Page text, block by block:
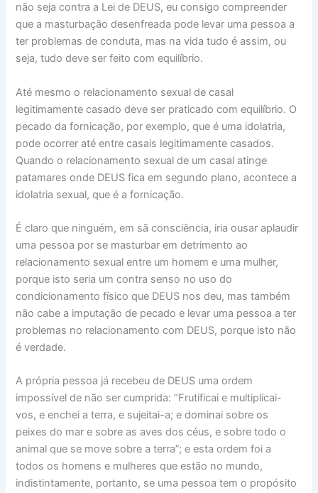
não seja contra a Lei de DEUS, eu consigo compreender
que a masturbação desenfreada pode levar uma pessoa a
ter problemas de conduta, mas na vida tudo é assim, ou
seja, tudo deve ser feito com equilíbrio.
Até mesmo o relacionamento sexual de casal
legitimamente casado deve ser praticado com equilíbrio. O
pecado da fornicação, por exemplo, que é uma idolatria,
pode ocorrer até entre casais legitimamente casados.
Quando o relacionamento sexual de um casal atinge
patamares onde DEUS fica em segundo plano, acontece a
idolatria sexual, que é a fornicação.
É claro que ninguém, em sã consciência, iria ousar aplaudir
uma pessoa por se masturbar em detrimento ao
relacionamento sexual entre um homem e uma mulher,
porque isto seria um contra senso no uso do
condicionamento físico que DEUS nos deu, mas também
não cabe a imputação de pecado e levar uma pessoa a ter
problemas no relacionamento com DEUS, porque isto não
é verdade.
A própria pessoa já recebeu de DEUS uma ordem
impossível de não ser cumprida: “Frutificai e multiplicai-
vos, e enchei a terra, e sujeitai-a; e dominai sobre os
peixes do mar e sobre as aves dos céus, e sobre todo o
animal que se move sobre a terra”; e esta ordem foi a
todos os homens e mulheres que estão no mundo,
indistintamente, portanto, se uma pessoa tem o propósito